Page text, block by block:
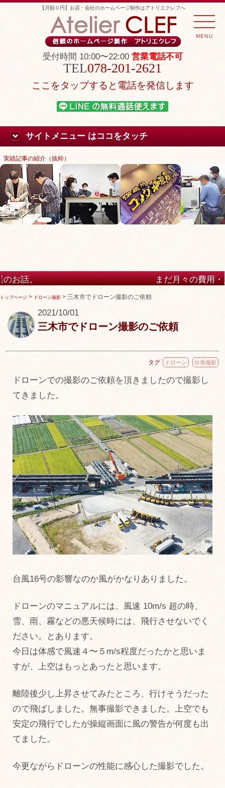
【月額０円】お店・会社のホームページ制作はアトリエクレフへ
受付時間 10:00〜22:00 営業電話不可
078-201-2621
ここをタップすると電話を発信します
サイトメニュー はココをタッチ
実績記事の紹介（抜粋）
まだ月々の費用・月額の費用
けますか？
トップページ > ドローン撮影 > 三木市でドローン撮影のご依頼
2021/10/01
三木市でドローン撮影のご依頼
タグ ドローン 出張撮影
ドローンでの撮影のご依頼を頂きましたので撮影し
てきました。
台風16号の影響なのか風がかなりありました。
ドローンのマニュアルには、風速 10m/s 超の時、
雪、雨、霧などの悪天候時には、飛行させないでく
ださい。とあります。
今日は体感で風速４〜５m/s程度だったかと思いま
すが、上空はもっとあったと思います。
離陸後少し上昇させてみたところ、行けそうだった
ので飛ばしました。無事撮影できました。上空でも
安定の飛行でしたが操縦画面に風の警告が何度も出
てました。
今更ながらドローンの性能に感心した撮影でした。
MENU